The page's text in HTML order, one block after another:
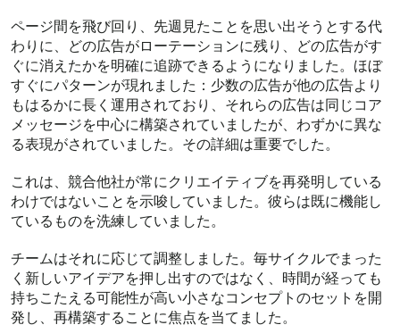
ページ間を飛び回り、先週見たことを思い出そうとする代
わりに、どの広告がローテーションに残り、どの広告がす
ぐに消えたかを明確に追跡できるようになりました。ほぼ
すぐにパターンが現れました：少数の広告が他の広告より
もはるかに長く運用されており、それらの広告は同じコア
メッセージを中心に構築されていましたが、わずかに異な
る表現がされていました。その詳細は重要でした。
これは、競合他社が常にクリエイティブを再発明している
わけではないことを示唆していました。彼らは既に機能し
ているものを洗練していました。
チームはそれに応じて調整しました。毎サイクルでまった
く新しいアイデアを押し出すのではなく、時間が経っても
持ちこたえる可能性が高い小さなコンセプトのセットを開
発し、再構築することに焦点を当てました。